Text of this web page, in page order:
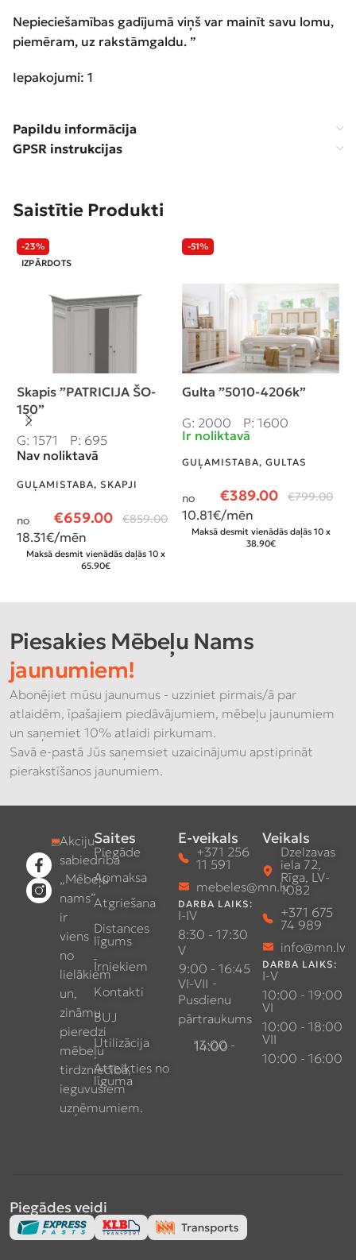
Nepieciešamības gadījumā viņš var mainīt savu lomu,
piemēram, uz rakstāmgaldu. ”
Iepakojumi: 1
Papildu informācija
GPSR instrukcijas
Saistītie Produkti
-23%
IZPĀRDOTS
Skapis ”PATRICIJA ŠO-
150”
G: 1571
P: 695
Nav noliktavā
GUĻAMISTABA, SKAPJI
€659.00 €859.00
no
18.31€/mēn
Maksā desmit vienādās daļās 10 x
65.90€
-51%
Gulta ”5010-4206k”
G: 2000
P: 1600
Ir noliktavā
GUĻAMISTABA, GULTAS
€389.00 €799.00
no
10.81€/mēn
Maksā desmit vienādās daļās 10 x
38.90€
Piesakies Mēbeļu Nams
jaunumiem!
Abonējiet mūsu jaunumus - uzziniet pirmais/ā par
atlaidēm, īpašajiem piedāvājumiem, mēbeļu jaunumiem
un saņemiet 10% atlaidi pirkumam.
Savā e-pastā Jūs saņemsiet uzaicinājumu apstiprināt
pierakstīšanos jaunumiem.
Akciju
sabiedrība
„Mēbeļu
nams”
ir
viens
no
lielākiem
un,
zināmu
pieredzi
mēbeļu
tirdzniecībā,
ieguvušiem
uzņēmumiem.
Saites
Piegāde
Apmaksa
Atgriešana
Distances
līgums
Īrniekiem
Kontakti
BUJ
Utilizācija
Atteikties no
līguma
E-veikals
+371 256
11 591
mebeles@mn.lv
DARBA LAIKS:
I-IV
8:30 - 17:30
V
9:00 - 16:45
VI-VII -
Pusdienu
pārtraukums
13:00 - 14:00
Veikals
Dzelzavas
iela 72,
Rīga, LV-
1082
+371 675
74 989
info@mn.lv
DARBA LAIKS:
I-V
10:00 - 19:00
VI
10:00 - 18:00
VII
10:00 - 16:00
Piegādes veidi